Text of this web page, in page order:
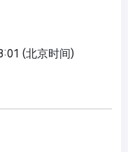
(北京时间)